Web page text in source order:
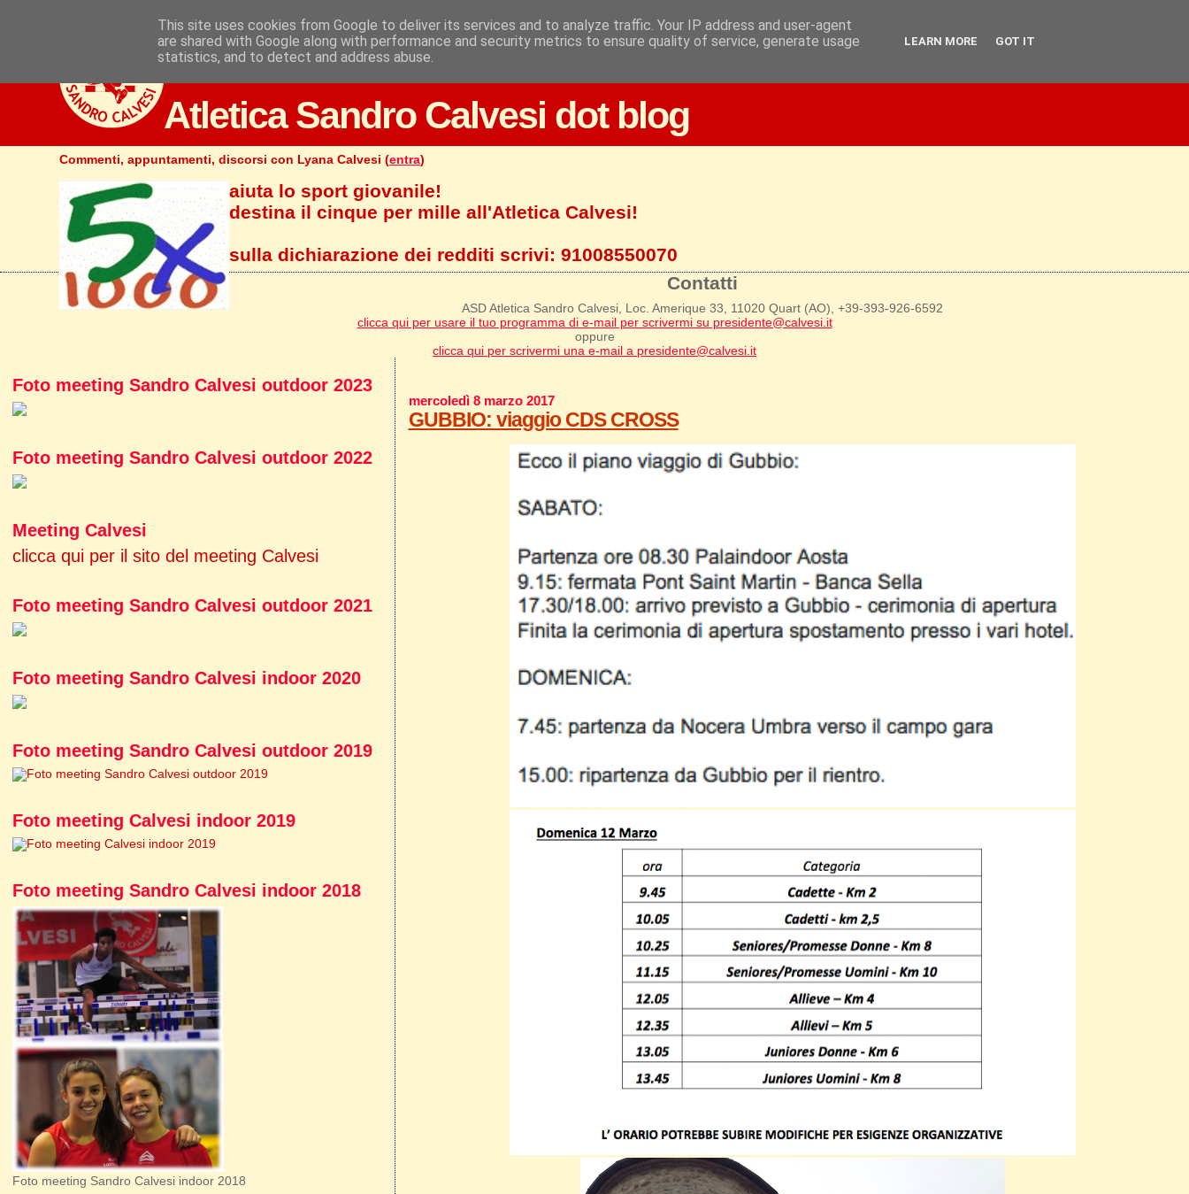
Atletica Sandro Calvesi dot blog
Commenti, appuntamenti, discorsi con Lyana Calvesi (entra)
aiuta lo sport giovanile!
destina il cinque per mille all'Atletica Calvesi!
sulla dichiarazione dei redditi scrivi:91008550070
Contatti
ASD Atletica Sandro Calvesi, Loc. Amerique 33, 11020 Quart (AO), +39-393-926-6592
clicca qui per usare il tuo programma di e-mail per scrivermi su presidente@calvesi.it
oppure
clicca qui per scrivermi una e-mail a presidente@calvesi.it
mercoledì 8 marzo 2017
GUBBIO: viaggio CDS CROSS
Foto meeting Sandro Calvesi outdoor 2023
Foto meeting Sandro Calvesi outdoor 2022
Meeting Calvesi
clicca qui per il sito del meeting Calvesi
Foto meeting Sandro Calvesi outdoor 2021
Foto meeting Sandro Calvesi indoor 2020
Foto meeting Sandro Calvesi outdoor 2019
Foto meeting Calvesi indoor 2019
Foto meeting Sandro Calvesi indoor 2018
Foto meeting Sandro Calvesi indoor 2018
This site uses cookies from Google to deliver its services and to analyze traffic. Your IP address and user-agent
are shared with Google along with performance and security metrics to ensure quality of service, generate usage
statistics, and to detect and address abuse.
LEARN MORE GOT IT